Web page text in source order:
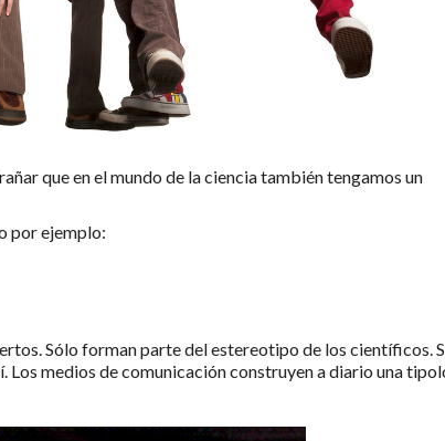
que en el mundo de la ciencia también tengamos un
por ejemplo:
Sólo forman parte del estereotipo de los científicos.
Los medios de comunicación construyen a diario una